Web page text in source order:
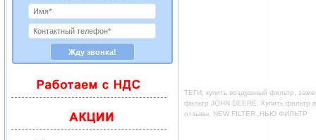
ТЕГИ: купить воздушный фильтр,
фильтр JOHN DEERE, Купить фильтр
отзывы, NEW FILTER ,НЬЮ ФИЛЬТР